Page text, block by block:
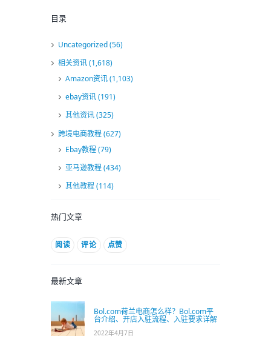
目录
Uncategorized(56)
相关资讯(1,618)
Amazon资讯(1,103)
ebay资讯(191)
其他资讯(325)
跨境电商教程(627)
Ebay教程(79)
亚马逊教程(434)
其他教程(114)
热门文章
阅读 评论 点赞
最新文章
Bol.com荷兰电商怎么样？Bol.com平
台介绍、开店入驻流程、入驻要求详解
2022年4月7日